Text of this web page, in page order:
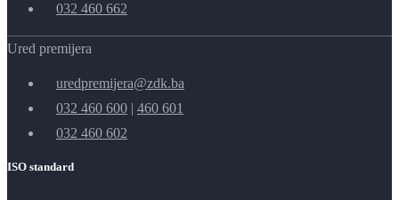
032 460 662
Ured premijera
uredpremijera@zdk.ba
032 460 600 | 460 601
032 460 602
ISO standard